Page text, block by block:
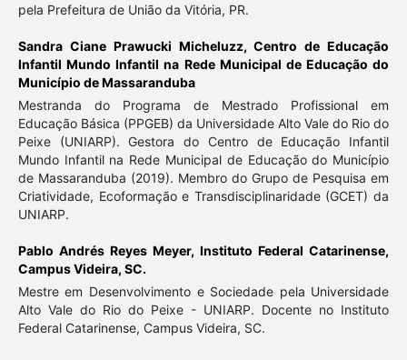
pela Prefeitura de União da Vitória, PR.
Sandra Ciane Prawucki Micheluzz,Centro de Educação
Infantil Mundo Infantil na Rede Municipal de Educação do
Município de Massaranduba
Mestranda do Programa de Mestrado Profissional em
Educação Básica (PPGEB) da Universidade Alto Vale do Rio do
Peixe (UNIARP). Gestora do Centro de Educação Infantil
Mundo Infantil na Rede Municipal de Educação do Município
de Massaranduba (2019). Membro do Grupo de Pesquisa em
Criatividade, Ecoformação e Transdisciplinaridade (GCET) da
UNIARP.
Pablo Andrés Reyes Meyer,Instituto Federal Catarinense,
Campus Videira, SC.
Mestre em Desenvolvimento e Sociedade pela Universidade
Alto Vale do Rio do Peixe - UNIARP. Docente no Instituto
Federal Catarinense, Campus Videira, SC.